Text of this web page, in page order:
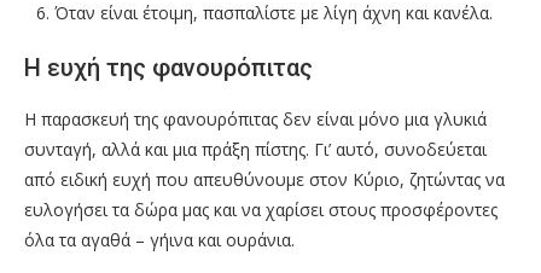
Όταν είναι έτοιμη, πασπαλίστε με λίγη άχνη και κανέλα.
Η ευχή της φανουρόπιτας
Η παρασκευή της φανουρόπιτας δεν είναι μόνο μια γλυκιά
συνταγή, αλλά και μια πράξη πίστης. Γι’ αυτό, συνοδεύεται
από ειδική ευχή που απευθύνουμε στον Κύριο, ζητώντας να
ευλογήσει τα δώρα μας και να χαρίσει στους προσφέροντες
όλα τα αγαθά – γήινα και ουράνια.